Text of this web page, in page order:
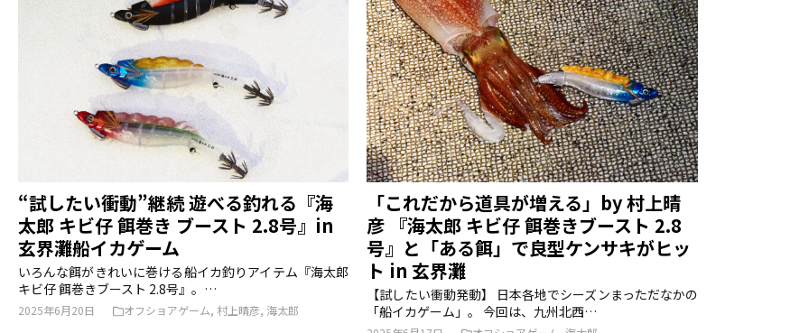
“試したい衝動”継続 遊べる釣れる『海
太郎 キビ仔 餌巻き ブースト 2.8号』in
玄界灘船イカゲーム
いろんな餌がきれいに巻ける船イカ釣りアイテム『海太郎
キビ仔 餌巻きブースト 2.8号』。…
2025年6月20日 オフショアゲーム, 村上晴彦, 海太郎
「これだから道具が増える」by 村上晴
彦 『海太郎 キビ仔 餌巻きブースト 2.8
号』と「ある餌」で良型ケンサキがヒッ
ト in 玄界灘
【試したい衝動発動】 日本各地でシーズンまっただなかの
「船イカゲーム」。 今回は、九州北西…